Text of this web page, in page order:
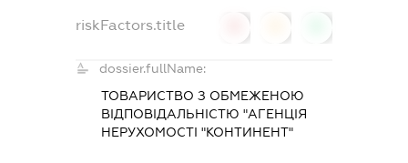
riskFactors.title
dossier.fullName:
ТОВАРИСТВО З ОБМЕЖЕНОЮ
ВІДПОВІДАЛЬНІСТЮ "АГЕНЦІЯ
НЕРУХОМОСТІ "КОНТИНЕНТ"